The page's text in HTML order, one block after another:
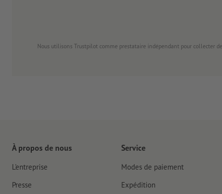
Nous utilisons Trustpilot comme prestataire indépendant pour collecter
À propos de nous
L'entreprise
Presse
Service
Modes de paiement
Expédition